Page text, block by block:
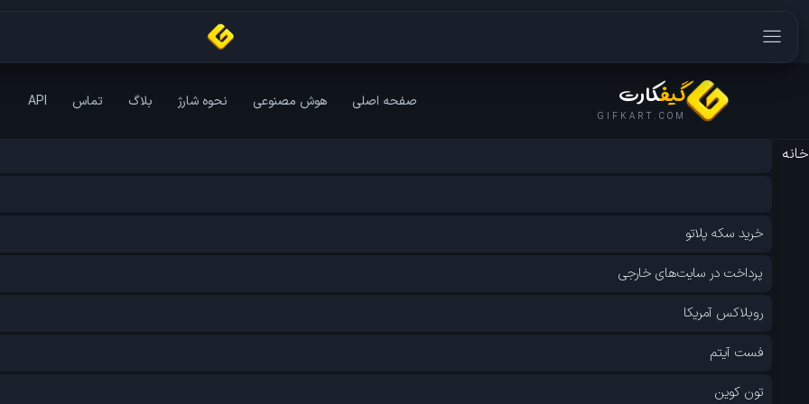
گیفکارت
GIFKART.COM
صفحه اصلی هوش مصنوعی نحوه شارژ بلاگ تماس API
خانه
خرید سکه پلاتو
پرداخت در سایت‌های خارجی
روبلاکس آمریکا
فست آیتم
تون کوین